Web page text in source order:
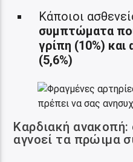
Κάποιοι
συμπτώματα
γρίπη (10%)
(5,6%)
Καρδιακή
αγνοεί τα πρώιμα